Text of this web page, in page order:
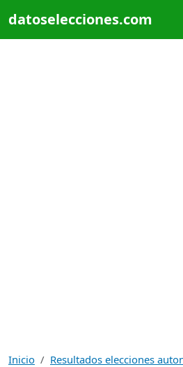
datoselecciones.com
Inicio
Resultados elecciones